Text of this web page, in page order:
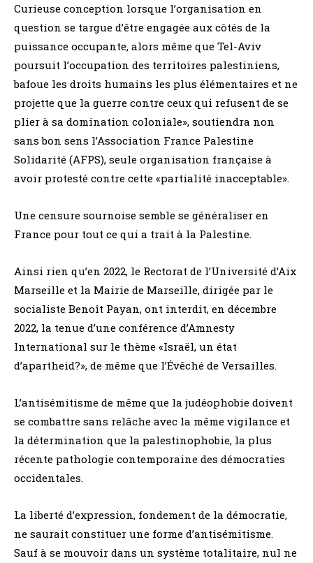
Curieuse conception lorsque l’organisation en
question se targue d’être engagée aux côtés de la
puissance occupante, alors même que Tel-Aviv
poursuit l’occupation des territoires palestiniens,
bafoue les droits humains les plus élémentaires et ne
projette que la guerre contre ceux qui refusent de se
plier à sa domination coloniale», soutiendra non
sans bon sens l’Association France Palestine
Solidarité (AFPS), seule organisation française à
avoir protesté contre cette «partialité inacceptable».
Une censure sournoise semble se généraliser en
France pour tout ce qui a trait à la Palestine.
Ainsi rien qu’en 2022, le Rectorat de l’Université d’Aix
Marseille et la Mairie de Marseille, dirigée par le
socialiste Benoît Payan, ont interdit, en décembre
2022, la tenue d’une conférence d’Amnesty
International sur le thème «Israël, un état
d’apartheid?», de même que l’Évêché de Versailles.
L’antisémitisme de même que la judéophobie doivent
se combattre sans relâche avec la même vigilance et
la détermination que la palestinophobie, la plus
récente pathologie contemporaine des démocraties
occidentales.
La liberté d’expression, fondement de la démocratie,
ne saurait constituer une forme d’antisémitisme.
Sauf à se mouvoir dans un système totalitaire, nul ne